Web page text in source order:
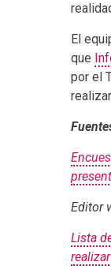
El
que
por el
Editor
Lista